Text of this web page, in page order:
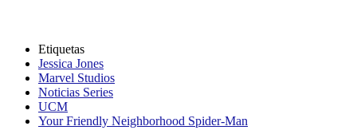
Etiquetas
Jessica Jones
Marvel Studios
Noticias Series
UCM
Your Friendly Neighborhood Spider-Man